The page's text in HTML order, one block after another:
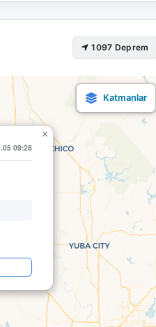
1097 Deprem
09:28
×